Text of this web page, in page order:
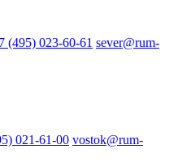
(495) 023-60-61 sever@rum-
021-61-00 vostok@rum-